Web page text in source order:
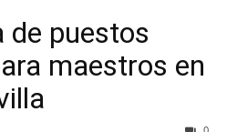
de puestos
maestros en